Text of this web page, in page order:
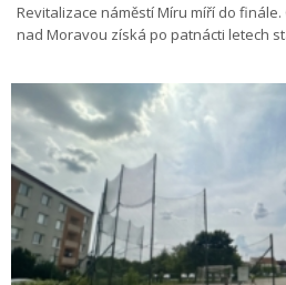
Revitalizace náměstí Míru míří do finále.
nad Moravou získá po patnácti letech